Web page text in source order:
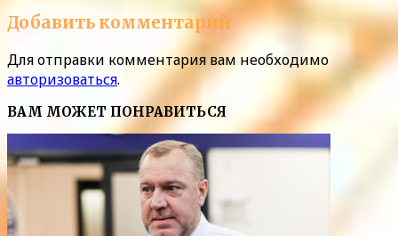
Добавить комментарий
Для отправки комментария вам необходимо
авторизоваться.
ВАМ МОЖЕТ ПОНРАВИТЬСЯ